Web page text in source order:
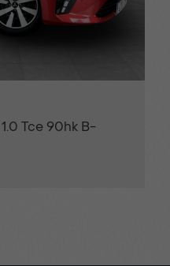
1.2 PT 130hk Aut
INGÅR